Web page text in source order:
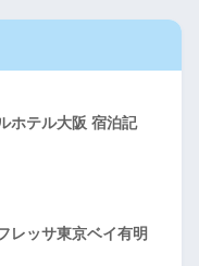
ホテル大阪 宿泊記
レッサ東京ベイ有明